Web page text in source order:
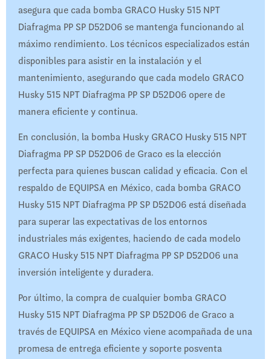
asegura que cada bomba GRACO Husky 515 NPT
Diafragma PP SP D52D06 se mantenga funcionando al
máximo rendimiento. Los técnicos especializados están
disponibles para asistir en la instalación y el
mantenimiento, asegurando que cada modelo GRACO
Husky 515 NPT Diafragma PP SP D52D06 opere de
manera eficiente y continua.
En conclusión, la bomba Husky GRACO Husky 515 NPT
Diafragma PP SP D52D06 de Graco es la elección
perfecta para quienes buscan calidad y eficacia. Con el
respaldo de EQUIPSA en México, cada bomba GRACO
Husky 515 NPT Diafragma PP SP D52D06 está diseñada
para superar las expectativas de los entornos
industriales más exigentes, haciendo de cada modelo
GRACO Husky 515 NPT Diafragma PP SP D52D06 una
inversión inteligente y duradera.
Por último, la compra de cualquier bomba GRACO
Husky 515 NPT Diafragma PP SP D52D06 de Graco a
través de EQUIPSA en México viene acompañada de una
promesa de entrega eficiente y soporte posventa